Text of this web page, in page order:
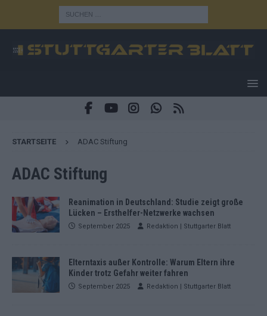
STARTSEITE ADAC Stiftung
ADAC Stiftung
Reanimation in Deutschland: Studie zeigt große
Lücken – Ersthelfer-Netzwerke wachsen
September 2025 Redaktion | Stuttgarter Blatt
Elterntaxis außer Kontrolle: Warum Eltern ihre
Kinder trotz Gefahr weiter fahren
September 2025 Redaktion | Stuttgarter Blatt